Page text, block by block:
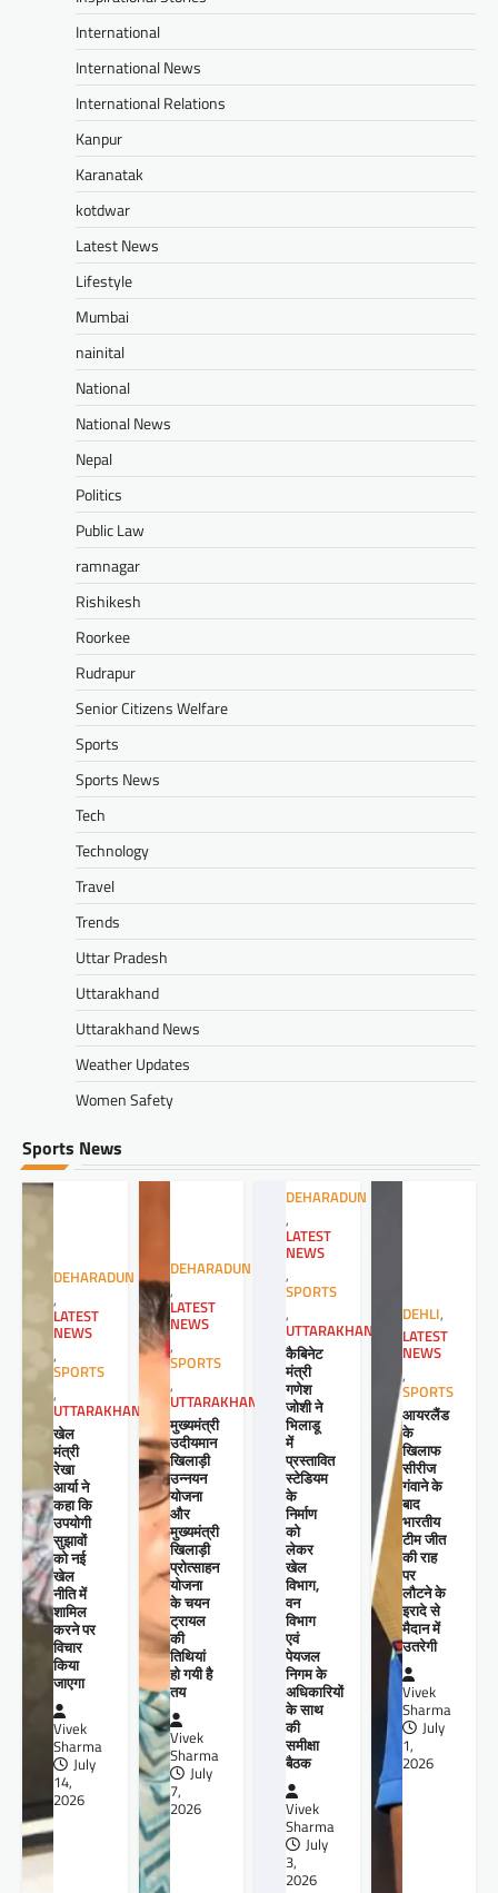
International
International News
International Relations
Kanpur
Karanatak
kotdwar
Latest News
Lifestyle
Mumbai
nainital
National
National News
Nepal
Politics
Public Law
ramnagar
Rishikesh
Roorkee
Rudrapur
Senior Citizens Welfare
Sports
Sports News
Tech
Technology
Travel
Trends
Uttar Pradesh
Uttarakhand
Uttarakhand News
Weather Updates
Women Safety
Sports News
DEHARADUN
,
LATEST
NEWS
,
SPORTS
,
UTTARAKHAND
खेल
मंत्री
रेखा
आर्या ने
कहा कि
उपयोगी
सुझावों
को नई
खेल
नीति में
शामिल
करने पर
विचार
किया
जाएगा
Vivek
Sharma
July
14,
2026
DEHARADUN
,
LATEST
NEWS
,
SPORTS
,
UTTARAKHAND
मुख्यमंत्री
उदीयमान
खिलाड़ी
उन्नयन
योजना
और
मुख्यमंत्री
खिलाड़ी
प्रोत्साहन
योजना
के चयन
ट्रायल
की
तिथियां
हो गयी है
तय
Vivek
Sharma
July
7,
2026
DEHARADUN
,
LATEST
NEWS
,
SPORTS
,
UTTARAKHAND
कैबिनेट
मंत्री
गणेश
जोशी ने
भिलाडू
में
प्रस्तावित
स्टेडियम
के
निर्माण
को
लेकर
खेल
विभाग,
वन
विभाग
एवं
पेयजल
निगम के
अधिकारियों
के साथ
की
समीक्षा
बैठक
Vivek
Sharma
July
3,
2026
DEHLI,
LATEST
NEWS
,
SPORTS
आयरलैंड
के
खिलाफ
सीरीज
गंवाने के
बाद
भारतीय
टीम जीत
की राह
पर
लौटने के
इरादे से
मैदान में
उतरेगी
Vivek
Sharma
July
1,
2026